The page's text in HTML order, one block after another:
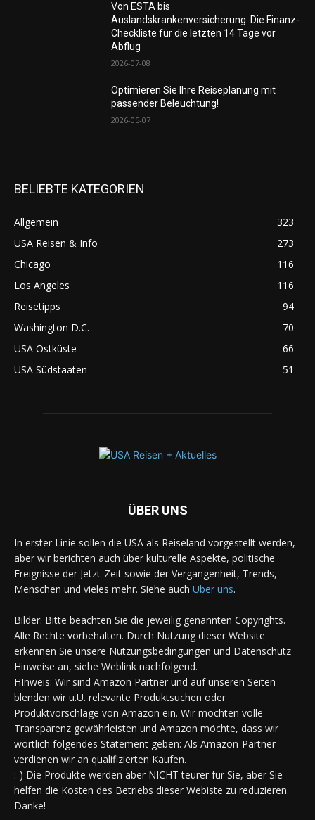
Von ESTA bis
Auslandskrankenversicherung: Die Finanz-
Checkliste für die letzten 14 Tage vor
Abflug
2026-07-08
Optimieren Sie Ihre Reiseplanung mit
passender Beleuchtung!
2026-05-07
BELIEBTE KATEGORIEN
Allgemein
323
USA Reisen & Info
273
Chicago
116
Los Angeles
116
Reisetipps
94
Washington D.C.
70
USA Ostküste
66
USA Südstaaten
51
ÜBER UNS
In erster Linie sollen die USA als Reiseland vorgestellt werden,
aber wir berichten auch über kulturelle Aspekte, politische
Ereignisse der Jetzt-Zeit sowie der Vergangenheit, Trends,
Menschen und vieles mehr. Siehe auch Über uns.
Bilder: Bitte beachten Sie die jeweilig genannten Copyrights.
Alle Rechte vorbehalten. Durch Nutzung dieser Website
erkennen Sie unsere Nutzungsbedingungen und Datenschutz
Hinweise an, siehe Weblink nachfolgend.
HInweis: Wir sind Amazon Partner und auf unseren Seiten
blenden wir u.U. relevante Produktsuchen oder
Produktvorschläge von Amazon ein. Wir möchten volle
Transparenz gewährleisten und Amazon möchte, dass wir
wörtlich folgendes Statement geben: Als Amazon-Partner
verdienen wir an qualifizierten Käufen.
:-) Die Produkte werden aber NICHT teurer für Sie, aber Sie
helfen die Kosten des Betriebs dieser Webiste zu reduzieren.
Danke!